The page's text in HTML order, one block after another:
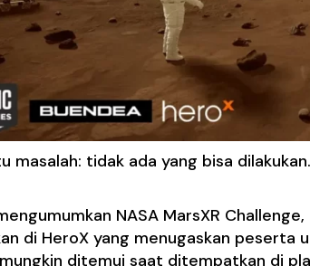
masalah: tidak ada yang bisa
NASA MarsXR
di HeroX yang menugaskan peserta
ditemui saat ditempatkan di